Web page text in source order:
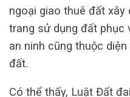
ngoại giao thuê đất
trang sử dụng đất phục
an ninh cũng thuộc
đất.
Có thể thấy, Luật Đất